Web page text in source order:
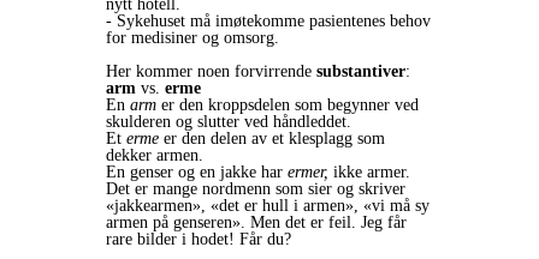
nytt hotell.
- Sykehuset må imøtekomme pasientenes behov
for medisiner og omsorg.
Her kommer noen forvirrende substantiver:
arm vs. erme
En arm er den kroppsdelen som begynner ved
skulderen og slutter ved håndleddet.
Et erme er den delen av et klesplagg som
dekker armen.
En genser og en jakke har ermer, ikke armer.
Det er mange nordmenn som sier og skriver
«jakkearmen», «det er hull i armen», «vi må sy
armen på genseren». Men det er feil. Jeg får
rare bilder i hodet! Får du?